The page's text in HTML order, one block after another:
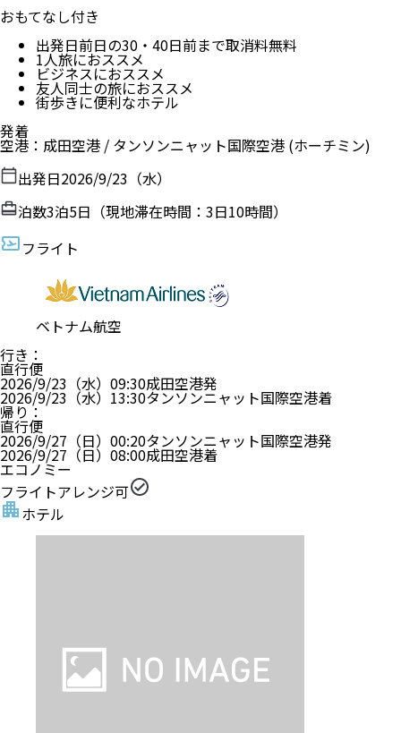
おもてなし付き
出発日前日の30・40日前まで取消料無料
1人旅におススメ
ビジネスにおススメ
友人同士の旅におススメ
街歩きに便利なホテル
発着
空港 ： 成田空港 / タンソンニャット国際空港 (ホーチミン)
出発日2026/9/23（水）
泊数3泊5日（現地滞在時間： 3日10時間）
フライト
ベトナム航空
行き ：
直行便
2026/9/23（水） 09:30成田空港発
2026/9/23（水） 13:30タンソンニャット国際空港着
帰り ：
直行便
2026/9/27（日） 00:20タンソンニャット国際空港発
2026/9/27（日） 08:00成田空港着
エコノミー
フライトアレンジ可
ホテル